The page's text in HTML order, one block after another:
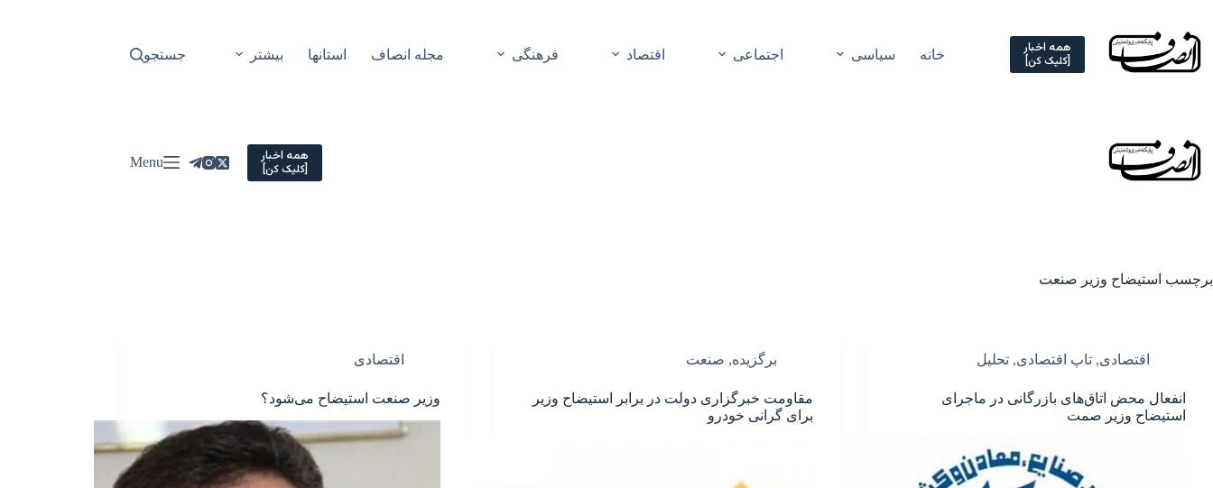
content
همه اخبار
[کلیک کن] خانه سیاسی اجتماعی اقتصاد فرهنگی مجله انصاف استانها بیشتر جستجو
همه اخبار
[کلیک کن] Menu
برچسب استیضاح وزیر صنعت
اقتصادی, تاپ اقتصادی, تحلیل
انفعال محض اتاق‌های بازرگانی در ماجرای
استیضاح وزیر صمت
برگزیده, صنعت
مقاومت خبرگزاری دولت در برابر استیضاح وزیر
برای گرانی خودرو
اقتصادی
وزیر صنعت استیضاح می‌شود؟